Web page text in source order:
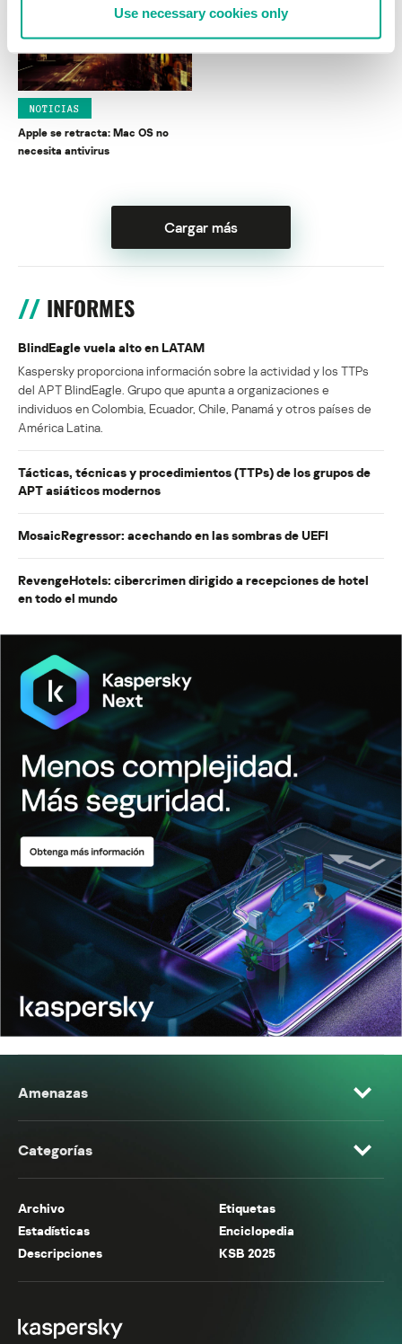
Use necessary cookies only
NOTICIAS
Apple se retracta: Mac OS no
necesita antivirus
Cargar más
INFORMES
BlindEagle vuela alto en LATAM
Kaspersky proporciona información sobre la actividad y los TTPs
del APT BlindEagle. Grupo que apunta a organizaciones e
individuos en Colombia, Ecuador, Chile, Panamá y otros países de
América Latina.
Tácticas, técnicas y procedimientos (TTPs) de los grupos de
APT asiáticos modernos
MosaicRegressor: acechando en las sombras de UEFI
RevengeHotels: cibercrimen dirigido a recepciones de hotel
en todo el mundo
Amenazas
Categorías
Archivo
Etiquetas
Estadísticas
Enciclopedia
Descripciones
KSB 2025